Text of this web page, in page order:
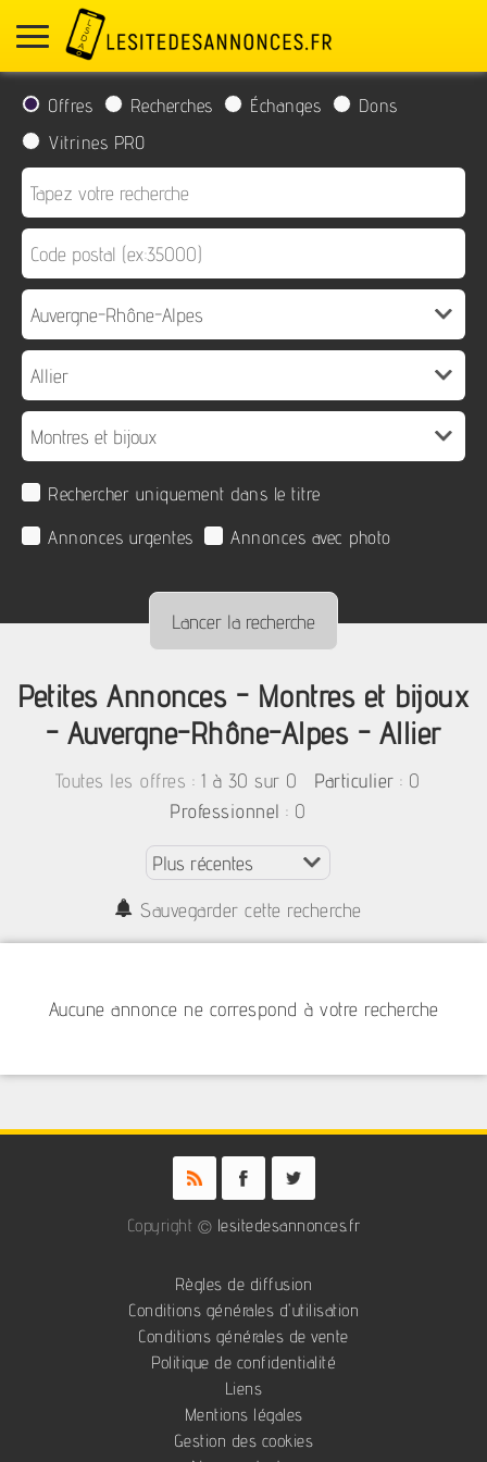
Offres Recherches Échanges
Dons
Vitrines PRO
Rechercher uniquement dans le titre
Annonces urgentes
Annonces avec photo
Petites Annonces - Montres et bijoux
- Auvergne-Rhône-Alpes - Allier
Toutes les offres : 1 à 30 sur 0 Particulier : 0
Professionnel : 0
Sauvegarder cette recherche
Aucune annonce ne correspond à votre recherche
Copyright © lesitedesannonces.fr
Règles de diffusion
Conditions générales d'utilisation
Conditions générales de vente
Politique de confidentialité
Liens
Mentions légales
Gestion des cookies